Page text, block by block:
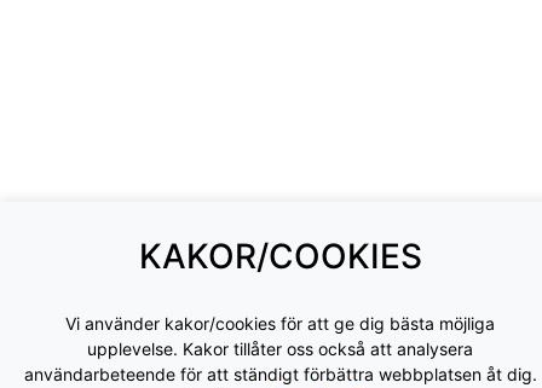
KAKOR/COOKIES
Vi använder kakor/cookies för att ge dig bästa möjliga
upplevelse. Kakor tillåter oss också att analysera
användarbeteende för att ständigt förbättra webbplatsen åt dig.